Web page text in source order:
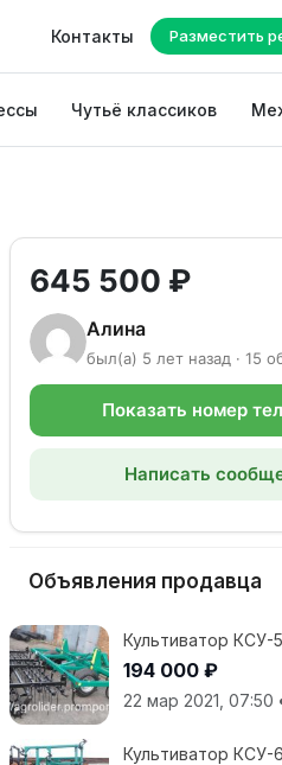
Контакты Разместить
Чутьё классиков
645 500 ₽
Алина
был(а) 5 лет назад · 15
Показать номер
Написать
Объявления продавца
Культиватор КСУ-
194 000 ₽
22 мар 2021, 07:50
Культиватор КСУ-